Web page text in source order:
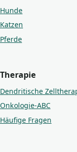
Hunde
Katzen
Pferde
Therapie
Dendritische
Onkologie-ABC
Häufige Fragen